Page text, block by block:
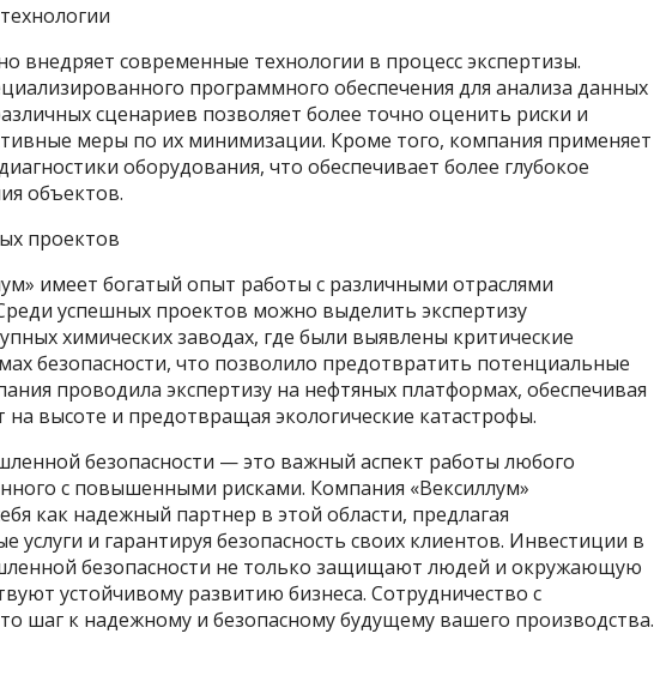
внедряет современные технологии в процесс экспертизы.
программного обеспечения для анализа данных
сценариев позволяет более точно оценить риски и
меры по их минимизации. Кроме того, компания применяет
оборудования, что обеспечивает более глубокое
объектов.
проектов
имеет богатый опыт работы с различными отраслями
успешных проектов можно выделить экспертизу
химических заводах, где были выявлены критические
безопасности, что позволило предотвратить потенциальные
проводила экспертизу на нефтяных платформах, обеспечивая
на высоте и предотвращая экологические катастрофы.
безопасности — это важный аспект работы любого
с повышенными рисками. Компания «Вексиллум»
как надежный партнер в этой области, предлагая
услуги и гарантируя безопасность своих клиентов. Инвестиции в
безопасности не только защищают людей и окружающую
устойчивому развитию бизнеса. Сотрудничество с
шаг к надежному и безопасному будущему вашего производства.